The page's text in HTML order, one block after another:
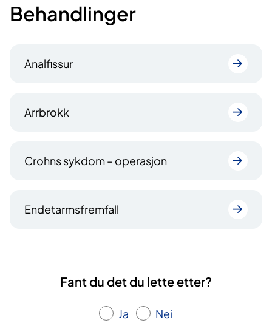
Behandlinger
Analfissur
Arrbrokk
Crohns sykdom – operasjon
Endetarmsfremfall
Fant du det du lette etter?
Ja Nei